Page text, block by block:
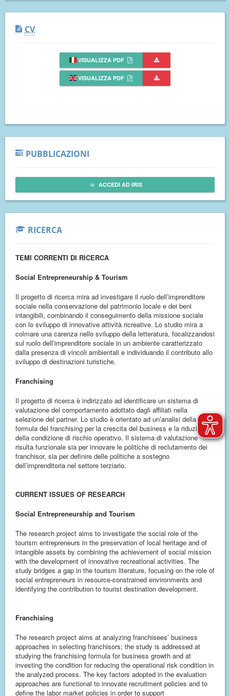
CV
VISUALIZZA PDF
VISUALIZZA PDF
PUBBLICAZIONI
ACCEDI AD IRIS
RICERCA
TEMI CORRENTI DI RICERCA
Social Entrepreneurship & Tourism
Il progetto di ricerca mira ad investigare il ruolo dell’imprenditore
sociale nella conservazione del patrimonio locale e dei beni
intangibili, combinando il conseguimento della missione sociale
con lo sviluppo di innovative attività ricreative. Lo studio mira a
colmare una carenza nello sviluppo della letteratura, focalizzandosi
sul ruolo dell’imprenditore sociale in un ambiente caratterizzato
dalla presenza di vincoli ambientali e individuando il contributo allo
sviluppo di destinazioni turistiche.
Franchising
Il progetto di ricerca è indirizzato ad identificare un sistema di
valutazione del comportamento adottato dagli affiliati nella
selezione del partner. Lo studio è orientato ad un’analisi della
formula del franchising per la crescita del business e la riduzione
della condizione di rischio operativo. Il sistema di valutazione
risulta funzionale sia per innovare le politiche di reclutamento dei
franchisor, sia per definire delle politiche a sostegno
dell’imprenditoria nel settore terziario.
CURRENT ISSUES OF RESEARCH
Social Entrepreneurship and Tourism
The research project aims to investigate the social role of the
tourism entrepreneurs in the preservation of local heritage and of
intangible assets by combining the achievement of social mission
with the development of innovative recreational activities. The
study bridges a gap in the tourism literature, focusing on the role of
social entrepreneurs in resource-constrained environments and
identifying the contribution to tourist destination development.
Franchising
The research project aims at analyzing franchisees’ business
approaches in selecting franchisors; the study is addressed at
studying the franchising formula for business growth and at
investing the condition for reducing the operational risk condition in
the analyzed process. The key factors adopted in the evaluation
approaches are functional to innovate recruitment policies and to
define the labor market policies in order to support